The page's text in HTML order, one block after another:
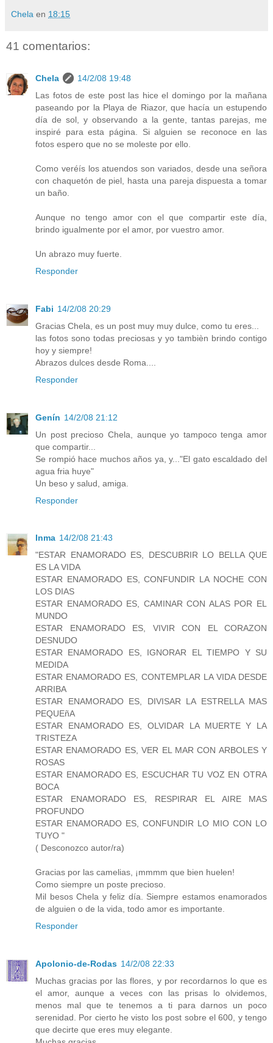
Chela en 18:15
41 comentarios:
Chela
14/2/08 19:48
Las fotos de este post las hice el domingo por la mañana
paseando por la Playa de Riazor, que hacía un estupendo
día de sol, y observando a la gente, tantas parejas, me
inspiré para esta página. Si alguien se reconoce en las
fotos espero que no se moleste por ello.
Como veréís los atuendos son variados, desde una señora
con chaquetón de piel, hasta una pareja dispuesta a tomar
un baño.
Aunque no tengo amor con el que compartir este día,
brindo igualmente por el amor, por vuestro amor.
Un abrazo muy fuerte.
Responder
Fabi 14/2/08 20:29
Gracias Chela, es un post muy muy dulce, como tu eres...
las fotos sono todas preciosas y yo tambièn brindo contigo
hoy y siempre!
Abrazos dulces desde Roma....
Responder
Genín 14/2/08 21:12
Un post precioso Chela, aunque yo tampoco tenga amor
que compartir...
Se rompió hace muchos años ya, y..."El gato escaldado del
agua fria huye"
Un beso y salud, amiga.
Responder
Inma 14/2/08 21:43
"ESTAR ENAMORADO ES, DESCUBRIR LO BELLA QUE
ES LA VIDA
ESTAR ENAMORADO ES, CONFUNDIR LA NOCHE CON
LOS DIAS
ESTAR ENAMORADO ES, CAMINAR CON ALAS POR EL
MUNDO
ESTAR ENAMORADO ES, VIVIR CON EL CORAZON
DESNUDO
ESTAR ENAMORADO ES, IGNORAR EL TIEMPO Y SU
MEDIDA
ESTAR ENAMORADO ES, CONTEMPLAR LA VIDA DESDE
ARRIBA
ESTAR ENAMORADO ES, DIVISAR LA ESTRELLA MAS
PEQUEñA
ESTAR ENAMORADO ES, OLVIDAR LA MUERTE Y LA
TRISTEZA
ESTAR ENAMORADO ES, VER EL MAR CON ARBOLES Y
ROSAS
ESTAR ENAMORADO ES, ESCUCHAR TU VOZ EN OTRA
BOCA
ESTAR ENAMORADO ES, RESPIRAR EL AIRE MAS
PROFUNDO
ESTAR ENAMORADO ES, CONFUNDIR LO MIO CON LO
TUYO "
( Desconozco autor/ra)
Gracias por las camelias, ¡mmmm que bien huelen!
Como siempre un poste precioso.
Mil besos Chela y feliz día. Siempre estamos enamorados
de alguien o de la vida, todo amor es importante.
Responder
Apolonio-de-Rodas 14/2/08 22:33
Muchas gracias por las flores, y por recordarnos lo que es
el amor, aunque a veces con las prisas lo olvidemos,
menos mal que te tenemos a ti para darnos un poco
serenidad. Por cierto he visto los post sobre el 600, y tengo
que decirte que eres muy elegante.